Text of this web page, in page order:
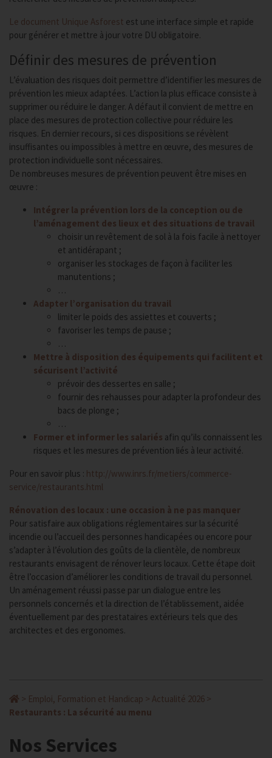
Le document Unique Asforest est une interface simple et rapide
pour générer et mettre à jour votre DU obligatoire.
Définir des mesures de prévention
L’évaluation des risques doit permettre d’identifier les mesures de
prévention les mieux adaptées. L’action la plus efficace consiste à
supprimer ou réduire le danger. A défaut il convient de mettre en
place des mesures de protection collective pour réduire les
risques. En dernier recours, si ces dispositions se révèlent
insuffisantes ou impossibles à mettre en œuvre, des mesures de
protection individuelle sont nécessaires.
De nombreuses mesures de prévention peuvent être mises en
œuvre :
Intégrer la prévention lors de la conception ou de
l’aménagement des lieux et des situations de travail
choisir un revêtement de sol à la fois facile à nettoyer
et antidérapant ;
organiser les stockages de façon à faciliter les
manutentions ;
…
Adapter l’organisation du travail
limiter le poids des assiettes et couverts ;
favoriser les temps de pause ;
…
Mettre à disposition des équipements qui facilitent et
sécurisent l’activité
prévoir des dessertes en salle ;
fournir des rehausses pour adapter la profondeur des
bacs de plonge ;
…
Former et informer les salariés afin qu’ils connaissent les
risques et les mesures de prévention liés à leur activité.
Pour en savoir plus : http://www.inrs.fr/metiers/commerce-
service/restaurants.html
Rénovation des locaux : une occasion à ne pas manquer
Pour satisfaire aux obligations réglementaires sur la sécurité
incendie ou l’accueil des personnes handicapées ou encore pour
s’adapter à l’évolution des goûts de la clientèle, de nombreux
restaurants envisagent de rénover leurs locaux. Cette étape doit
être l’occasion d’améliorer les conditions de travail du personnel.
Un aménagement réussi passe par un dialogue entre les
personnels concernés et la direction de l’établissement, aidée
éventuellement par des prestataires extérieurs tels que des
architectes et des ergonomes.
> Emploi, Formation et Handicap > Actualité 2026 >
Restaurants : La sécurité au menu
Nos Services